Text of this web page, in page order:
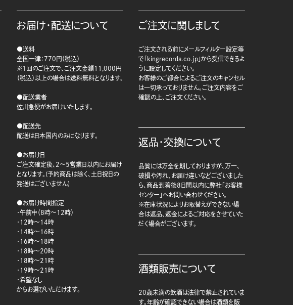
お届け・配送について
●送料
全国一律：770円（税込）
※1回のご注文で、ご注文金額11,000円
（税込）以上の場合は送料無料となります。
●配送業者
佐川急便がお届けいたします。
●配送先
配送は日本国内のみになります。
●お届け日
ご注文確定後、2～5営業日以内にお届け
となります。(予約商品は除く、土日祝日の
発送はございません)
●お届け時間指定
・午前中（8時～12時）
・12時～14時
・14時～16時
・16時～18時
・18時～20時
・18時～21時
・19時～21時
・希望なし
からお選びいただけます。
ご注文に関しまして
ご注文される前にメールフィルター設定等
で「kingrecords.co.jp」から受信できるよ
うに設定してください。
お客様のご都合によるご注文のキャンセル
は一切承っておりません。ご注文内容をご
確認の上、ご注文ください。
返品・交換について
品質には万全を期しておりますが、万一、
破損や汚れ、お届け違いなどございました
ら、商品到着後8日間以内に弊社「お客様
センター」へお問い合わせください。
※在庫状況によりお取替えができない場
合は返品、返金によるご対応をさせていた
だく場合がございます。
酒類販売について
20歳未満の飲酒は法律で禁止されていま
す。年齢が確認できない場合は酒類を販